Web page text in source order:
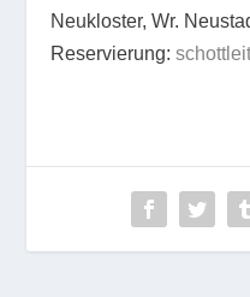
Neukloster, Wr.
Reservierung: